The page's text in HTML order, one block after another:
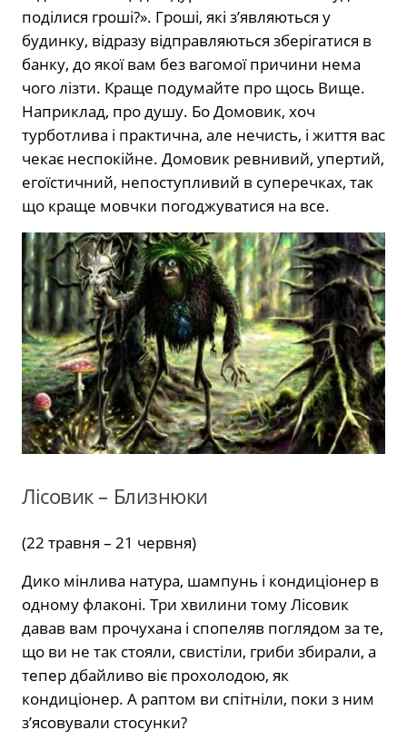
поділися гроші?». Гроші, які з’являються у
будинку, відразу відправляються зберігатися в
банку, до якої вам без вагомої причини нема
чого лізти. Краще подумайте про щось Вище.
Наприклад, про душу. Бо Домовик, хоч
турботлива і практична, але нечисть, і життя вас
чекає неспокійне. Домовик ревнивий, упертий,
егоїстичний, непоступливий в суперечках, так
що краще мовчки погоджуватися на все.
Лісовик – Близнюки
(22 травня – 21 червня)
Дико мінлива натура, шампунь і кондиціонер в
одному флаконі. Три хвилини тому Лісовик
давав вам прочухана і спопеляв поглядом за те,
що ви не так стояли, свистіли, гриби збирали, а
тепер дбайливо віє прохолодою, як
кондиціонер. А раптом ви спітніли, поки з ним
з’ясовували стосунки?